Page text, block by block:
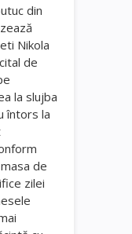
din
Nikola
de
la slujba
întors la
de
zilei